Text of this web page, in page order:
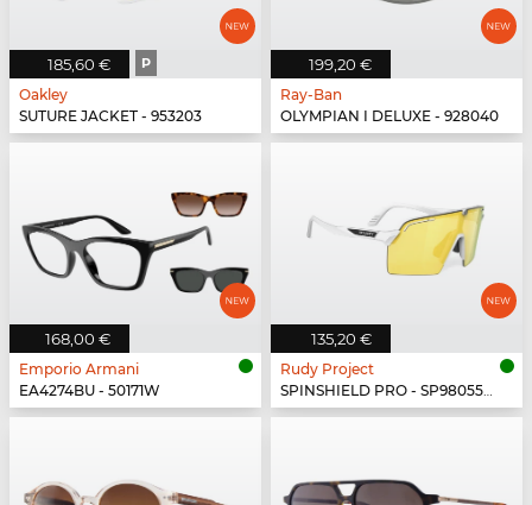
185,60 € P
Oakley
SUTURE JACKET - 953203
199,20 €
Ray-Ban
OLYMPIAN I DELUXE - 928040
168,00 €
Emporio Armani
EA4274BU - 50171W
135,20 €
Rudy Project
SPINSHIELD PRO - SP980558-N000